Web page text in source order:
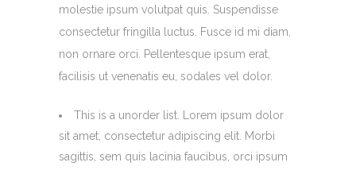
molestie ipsum volutpat quis. Suspendisse
consectetur fringilla luctus. Fusce id mi diam,
non ornare orci. Pellentesque ipsum erat,
facilisis ut venenatis eu, sodales vel dolor.
This is a unorder list. Lorem ipsum dolor
sit amet, consectetur adipiscing elit. Morbi
sagittis, sem quis lacinia faucibus, orci ipsum